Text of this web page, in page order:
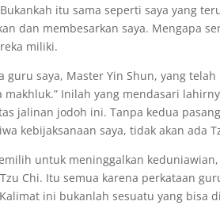
itu sama seperti saya yang
dan membesarkan saya. Mengapa
miliki.
guru saya, Master Yin Shun, yang
Inilah yang mendasari
jalinan jodoh ini. Tanpa kedua
kebijaksanaan saya, tidak akan ada
untuk meninggalkan
Chi. Itu semua karena perkataan
ini bukanlah sesuatu yang bisa